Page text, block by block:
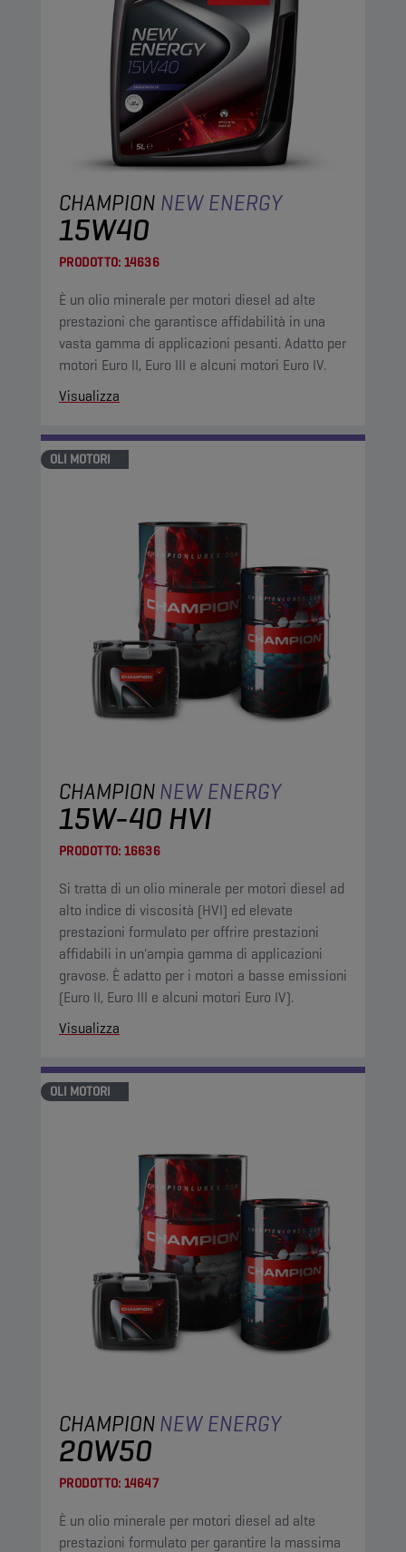
CHAMPION NEW ENERGY
15W40
PRODOTTO: 14636
È un olio minerale per motori diesel ad alte
prestazioni che garantisce affidabilità in una
vasta gamma di applicazioni pesanti. Adatto per
motori Euro II, Euro III e alcuni motori Euro IV.
Visualizza
OLI MOTORI
CHAMPIONNEW ENERGY
15W-40 HVI
PRODOTTO: 16636
Si tratta di un olio minerale per motori diesel ad
alto indice di viscosità (HVI) ed elevate
prestazioni formulato per offrire prestazioni
affidabili in un'ampia gamma di applicazioni
gravose. È adatto per i motori a basse emissioni
(Euro II, Euro III e alcuni motori Euro IV).
Visualizza
OLI MOTORI
CHAMPIONNEW ENERGY
20W50
PRODOTTO: 14647
È un olio minerale per motori diesel ad alte
prestazioni formulato per garantire la massima